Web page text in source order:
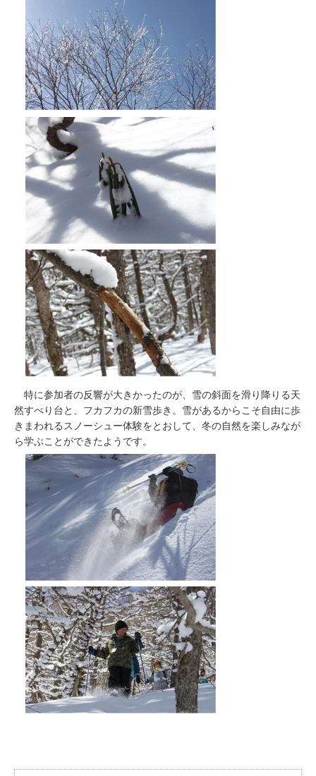
特に参加者の反響が大きかったのが、雪の斜面を滑り降りる天
然すべり台と、フカフカの新雪歩き。雪があるからこそ自由に歩
きまわれるスノーシュー体験をとおして、冬の自然を楽しみなが
ら学ぶことができたようです。